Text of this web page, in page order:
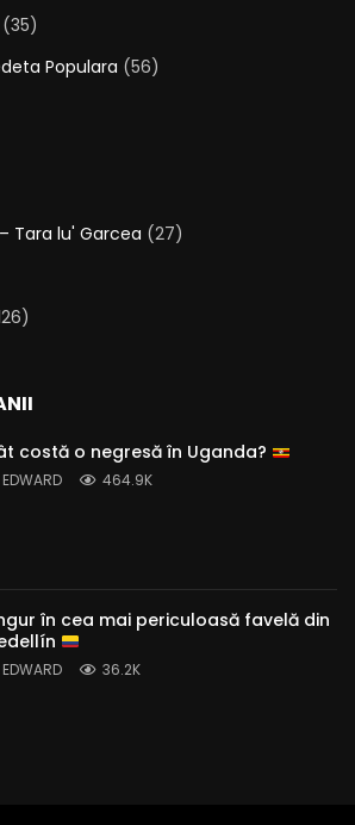
(35)
Populara (56)
Tara lu' Garcea (27)
costă o negresă în Uganda?
EDWARD 464.9K
în cea mai periculoasă favelă din
EDWARD 36.2K